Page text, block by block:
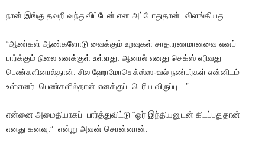
நான் இங்கு தவறி வந்துவிட்டேன் என அப்போதுதான் விளங்கியது.
“ஆண்கள் ஆண்களோடு வைக்கும் உறவுகள் சாதாரணமானவை எனப்
பார்க்கும் நிலை எனக்குள் உள்ளது. ஆனால் எனது செக்ஸ் எரிவது
பெண்களினால்தான். சில ஹோமோசெக்ஸ்ஸுவல் நண்பர்கள் என்னிடம்
உள்ளனர். பெண்களில்தான் எனக்குப் பெரிய விருப்பு…”
என்னை அமைதியாகப் பார்த்துவிட்டு “ஓர் இந்தியனுடன் கிடப்பதுதான்
எனது கனவு.” என்று அவன் சொன்னான்.